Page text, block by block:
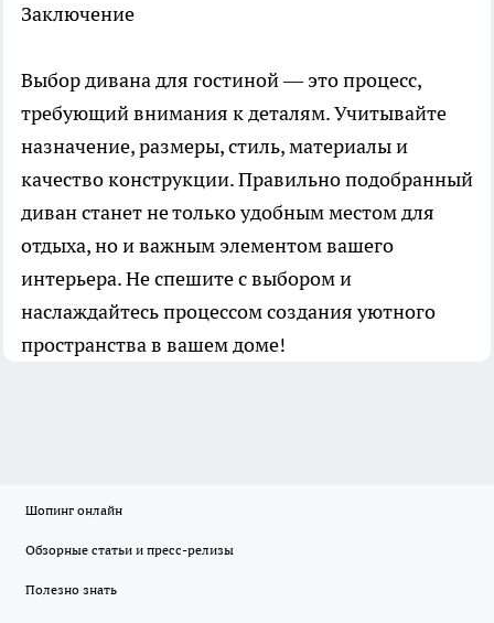
Заключение
Выбор дивана для гостиной — это процесс,
требующий внимания к деталям. Учитывайте
назначение, размеры, стиль, материалы и
качество конструкции. Правильно подобранный
диван станет не только удобным местом для
отдыха, но и важным элементом вашего
интерьера. Не спешите с выбором и
наслаждайтесь процессом создания уютного
пространства в вашем доме!
Шопинг онлайн
Обзорные статьи и пресс-релизы
Полезно знать